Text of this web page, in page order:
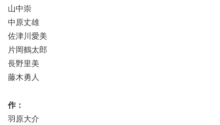
山中崇
中原丈雄
佐津川愛美
片岡鶴太郎
長野里美
藤木勇人
作：
羽原大介